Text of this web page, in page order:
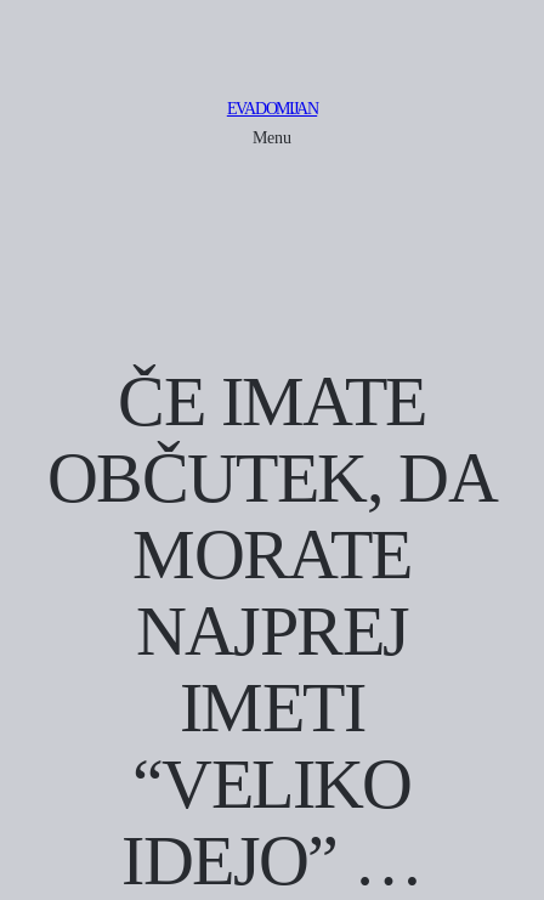
EVA DOMIJAN
Menu
ČE IMATE
OBČUTEK, DA
MORATE
NAJPREJ
IMETI
“VELIKO
IDEJO” …